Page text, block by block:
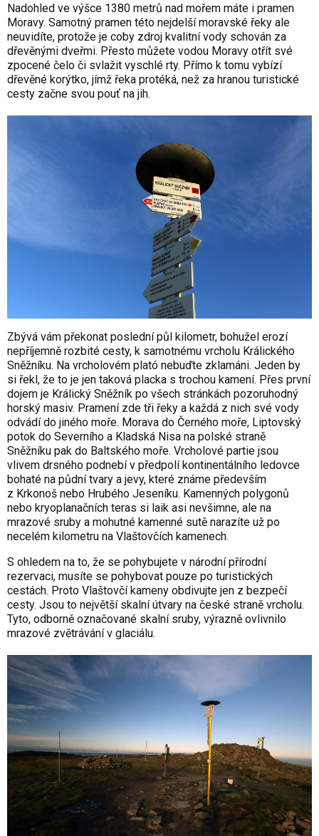
Nadohled ve výšce 1380 metrů nad mořem máte i pramen
Moravy. Samotný pramen této nejdelší moravské řeky ale
neuvidíte, protože je coby zdroj kvalitní vody schován za
dřevěnými dveřmi. Přesto můžete vodou Moravy otřít své
zpocené čelo či svlažit vyschlé rty. Přímo k tomu vybízí
dřevěné korýtko, jímž řeka protéká, než za hranou turistické
cesty začne svou pouť na jih.
Zbývá vám překonat poslední půl kilometr, bohužel erozí
nepříjemně rozbité cesty, k samotnému vrcholu Králického
Sněžníku. Na vrcholovém plató nebuďte zklamáni. Jeden by
si řekl, že to je jen taková placka s trochou kamení. Přes první
dojem je Králický Sněžník po všech stránkách pozoruhodný
horský masiv. Pramení zde tři řeky a každá z nich své vody
odvádí do jiného moře. Morava do Černého moře, Liptovský
potok do Severního a Kladská Nisa na polské straně
Sněžníku pak do Baltského moře. Vrcholové partie jsou
vlivem drsného podnebí v předpolí kontinentálního ledovce
bohaté na půdní tvary a jevy, které známe především
z Krkonoš nebo Hrubého Jeseníku. Kamenných polygonů
nebo kryoplanačních teras si laik asi nevšimne, ale na
mrazové sruby a mohutné kamenné sutě narazíte už po
necelém kilometru na Vlaštovčích kamenech.
S ohledem na to, že se pohybujete v národní přírodní
rezervaci, musíte se pohybovat pouze po turistických
cestách. Proto Vlaštovčí kameny obdivujte jen z bezpečí
cesty. Jsou to největší skalní útvary na české straně vrcholu.
Tyto, odborně označované skalní sruby, výrazně ovlivnilo
mrazové zvětrávání v glaciálu.